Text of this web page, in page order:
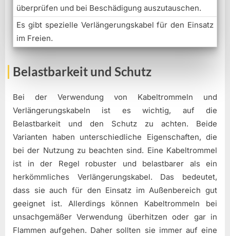
überprüfen und bei Beschädigung auszutauschen.
Es gibt spezielle Verlängerungskabel für den Einsatz
im Freien.
Belastbarkeit und Schutz
Bei der Verwendung von Kabeltrommeln und
Verlängerungskabeln ist es wichtig, auf die
Belastbarkeit und den Schutz zu achten. Beide
Varianten haben unterschiedliche Eigenschaften, die
bei der Nutzung zu beachten sind. Eine Kabeltrommel
ist in der Regel robuster und belastbarer als ein
herkömmliches Verlängerungskabel. Das bedeutet,
dass sie auch für den Einsatz im Außenbereich gut
geeignet ist. Allerdings können Kabeltrommeln bei
unsachgemäßer Verwendung überhitzen oder gar in
Flammen aufgehen. Daher sollten sie immer auf eine